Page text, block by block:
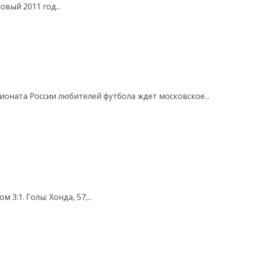
2011 год...
России любителей футбола ждет московское...
3:1. Голы: Хонда, 57;...